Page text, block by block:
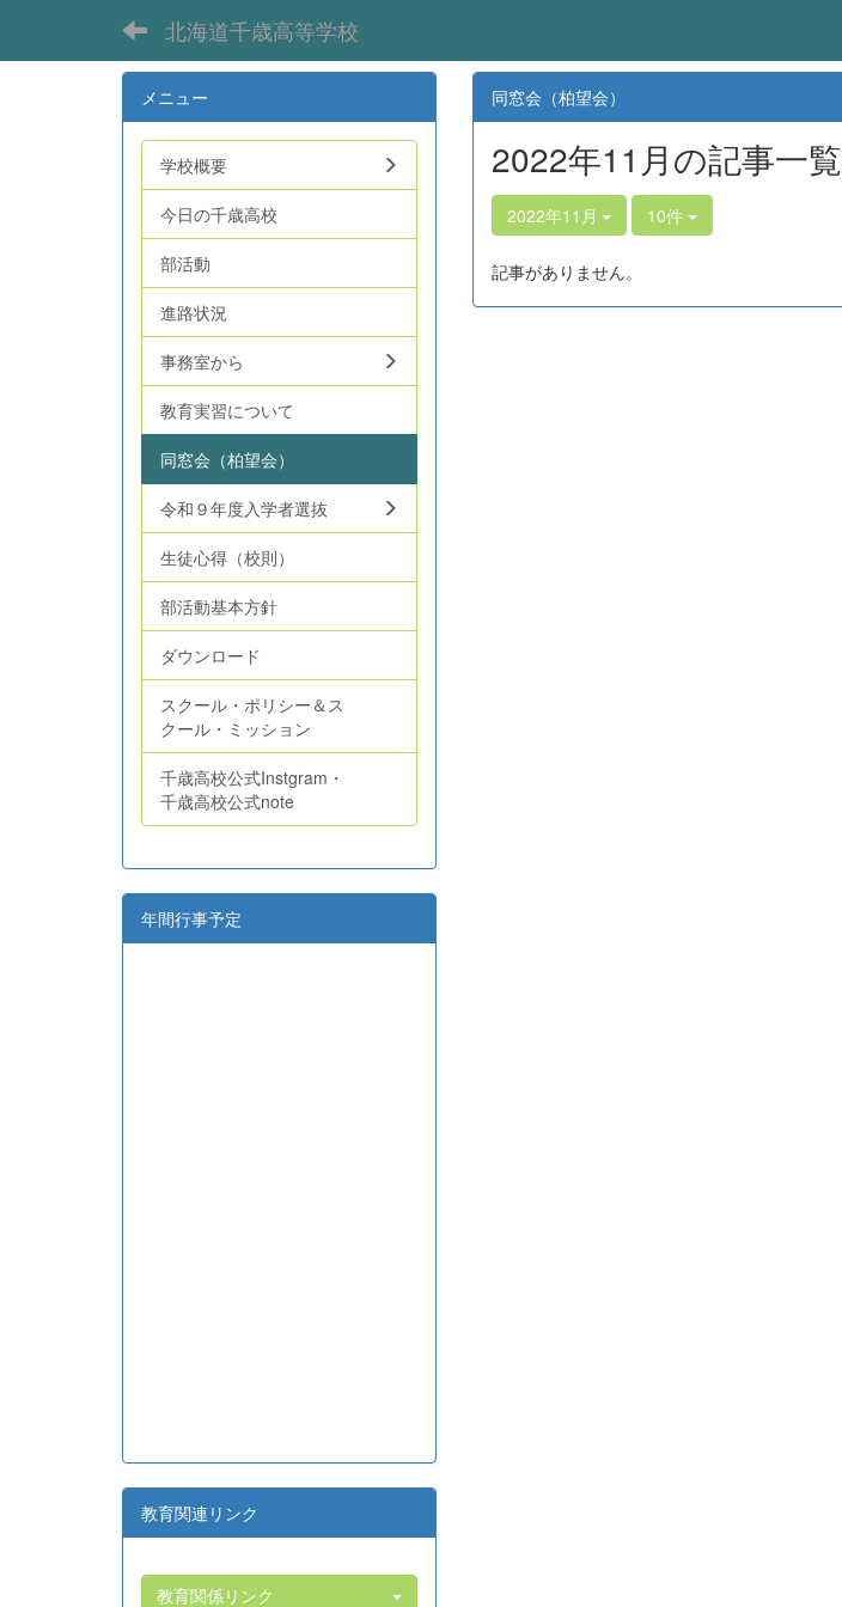
北海道千歳高等学校
同窓会（柏望会）
2022年11月の記事一覧
2022年11月 10件
記事がありません。
メニュー
学校概要
今日の千歳高校
部活動
進路状況
事務室から
教育実習について
同窓会（柏望会）
令和９年度入学者選抜
生徒心得（校則）
部活動基本方針
ダウンロード
スクール・ポリシー＆ス
クール・ミッション
千歳高校公式Instgram・
千歳高校公式note
年間行事予定
教育関連リンク
教育関係リンク